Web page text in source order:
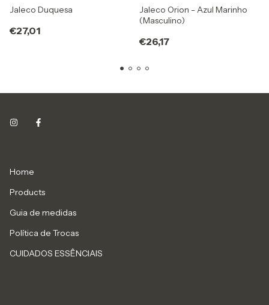
Jaleco Duquesa
€27,01
Jaleco Orion - Azul Marinho
(Masculino)
€26,17
Home
Products
Guia de medidas
Política de Trocas
CUIDADOS ESSÊNCIAIS